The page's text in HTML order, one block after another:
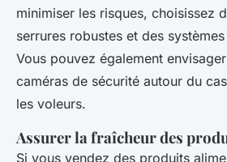
minimiser les risques, choisissez
serrures robustes et des
Vous pouvez également
caméras de sécurité autour du
les voleurs.
Assurer la fraîcheur des
Si vous vendez des produits